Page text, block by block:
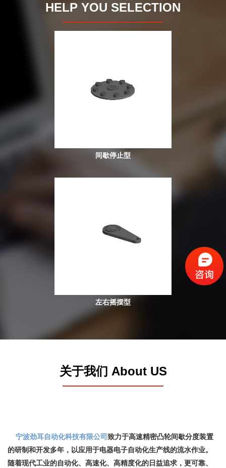
HELP YOU SELECTION
间歇停止型
左右摇摆型
关于我们 About US
宁波劲耳自动化科技有限公司致力于高速精密凸轮间歇分度装置
的研制和开发多年，以应用于电器电子自动化生产线的流水作业。
随着现代工业的自动化、高速化、高精度化的日益追求，更可靠、